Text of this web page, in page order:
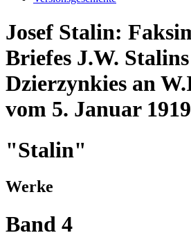
Josef Stalin:
Briefes J.W.
Dzierzynkies an
vom 5. Januar 1919
"Stalin"
Werke
Band 4